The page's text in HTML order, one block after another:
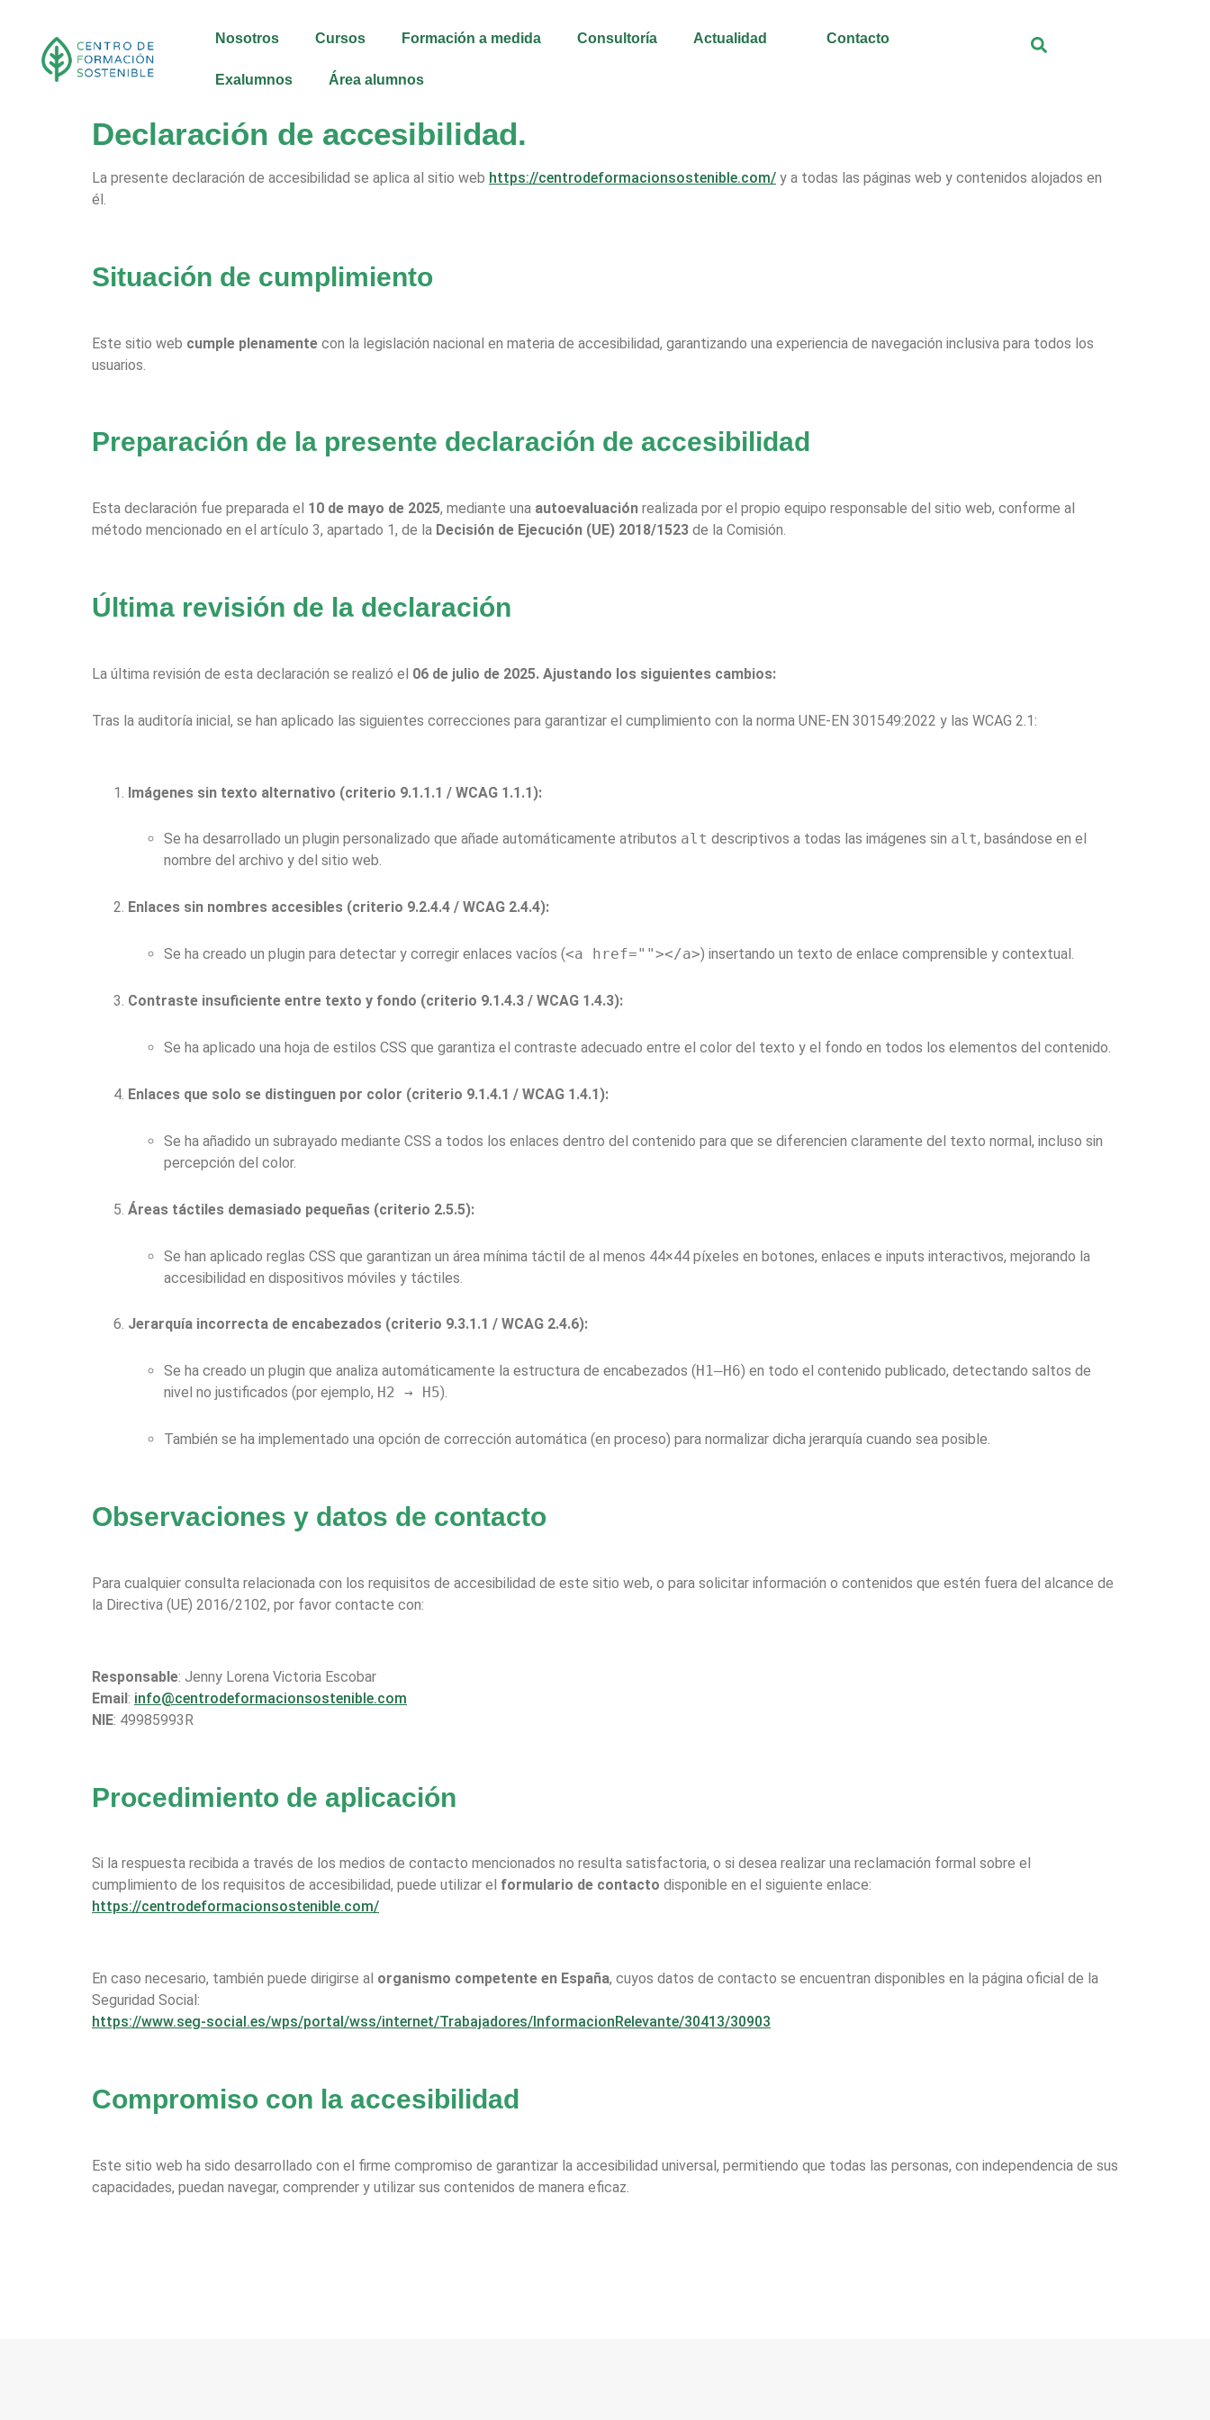
Nosotros Cursos Formación a medida Consultoría Actualidad Contacto
Exalumnos Área alumnos
Declaración de accesibilidad.
La presente declaración de accesibilidad se aplica al sitio web https://centrodeformacionsostenible.com/ y a todas las páginas web y contenidos alojados en
él.
Situación de cumplimiento
Este sitio web cumple plenamente con la legislación nacional en materia de accesibilidad, garantizando una experiencia de navegación inclusiva para todos los
usuarios.
Preparación de la presente declaración de accesibilidad
Esta declaración fue preparada el 10 de mayo de 2025, mediante una autoevaluación realizada por el propio equipo responsable del sitio web, conforme al
método mencionado en el artículo 3, apartado 1, de la Decisión de Ejecución (UE) 2018/1523 de la Comisión.
Última revisión de la declaración
La última revisión de esta declaración se realizó el 06 de julio de 2025. Ajustando los siguientes cambios:
Tras la auditoría inicial, se han aplicado las siguientes correcciones para garantizar el cumplimiento con la norma UNE-EN 301549:2022 y las WCAG 2.1:
Imágenes sin texto alternativo (criterio 9.1.1.1 / WCAG 1.1.1):
Se ha desarrollado un plugin personalizado que añade automáticamente atributos alt descriptivos a todas las imágenes sin alt, basándose en el
nombre del archivo y del sitio web.
Enlaces sin nombres accesibles (criterio 9.2.4.4 / WCAG 2.4.4):
Se ha creado un plugin para detectar y corregir enlaces vacíos (<a href=""></a>) insertando un texto de enlace comprensible y contextual.
Contraste insuficiente entre texto y fondo (criterio 9.1.4.3 / WCAG 1.4.3):
Se ha aplicado una hoja de estilos CSS que garantiza el contraste adecuado entre el color del texto y el fondo en todos los elementos del contenido.
Enlaces que solo se distinguen por color (criterio 9.1.4.1 / WCAG 1.4.1):
Se ha añadido un subrayado mediante CSS a todos los enlaces dentro del contenido para que se diferencien claramente del texto normal, incluso sin
percepción del color.
Áreas táctiles demasiado pequeñas (criterio 2.5.5):
Se han aplicado reglas CSS que garantizan un área mínima táctil de al menos 44×44 píxeles en botones, enlaces e inputs interactivos, mejorando la
accesibilidad en dispositivos móviles y táctiles.
Jerarquía incorrecta de encabezados (criterio 9.3.1.1 / WCAG 2.4.6):
Se ha creado un plugin que analiza automáticamente la estructura de encabezados (H1–H6) en todo el contenido publicado, detectando saltos de
nivel no justificados (por ejemplo, H2 → H5).
También se ha implementado una opción de corrección automática (en proceso) para normalizar dicha jerarquía cuando sea posible.
Observaciones y datos de contacto
Para cualquier consulta relacionada con los requisitos de accesibilidad de este sitio web, o para solicitar información o contenidos que estén fuera del alcance de
la Directiva (UE) 2016/2102, por favor contacte con:
Responsable: Jenny Lorena Victoria Escobar
Email: info@centrodeformacionsostenible.com
NIE: 49985993R
Procedimiento de aplicación
Si la respuesta recibida a través de los medios de contacto mencionados no resulta satisfactoria, o si desea realizar una reclamación formal sobre el
cumplimiento de los requisitos de accesibilidad, puede utilizar el formulario de contacto disponible en el siguiente enlace:
https://centrodeformacionsostenible.com/
En caso necesario, también puede dirigirse al organismo competente en España, cuyos datos de contacto se encuentran disponibles en la página oficial de la
Seguridad Social:
https://www.seg-social.es/wps/portal/wss/internet/Trabajadores/InformacionRelevante/30413/30903
Compromiso con la accesibilidad
Este sitio web ha sido desarrollado con el firme compromiso de garantizar la accesibilidad universal, permitiendo que todas las personas, con independencia de sus
capacidades, puedan navegar, comprender y utilizar sus contenidos de manera eficaz.